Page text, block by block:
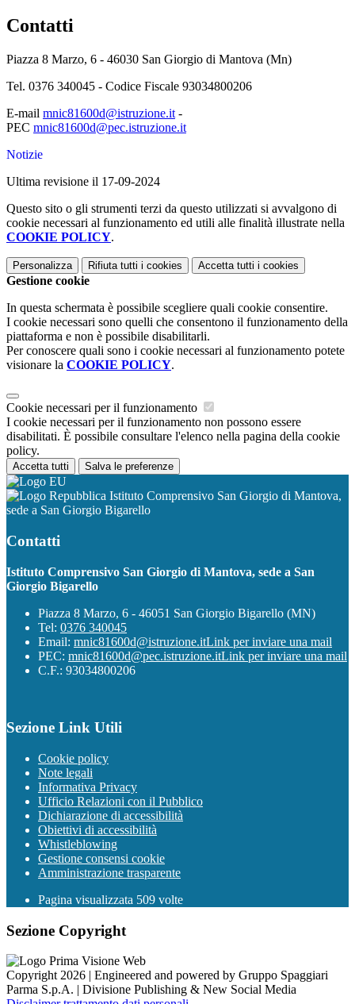
Contatti
Piazza 8 Marzo, 6 - 46030 San Giorgio di Mantova (Mn)
Tel. 0376 340045 - Codice Fiscale 93034800206
E-mail mnic81600d@istruzione.it -
PEC mnic81600d@pec.istruzione.it
Notizie
Ultima revisione il 17-09-2024
Questo sito o gli strumenti terzi da questo utilizzati si avvalgono di
cookie necessari al funzionamento ed utili alle finalità illustrate nella
COOKIE POLICY.
Personalizza Rifiuta tutti i cookies Accetta tutti i cookies
Gestione cookie
In questa schermata è possibile scegliere quali cookie consentire.
I cookie necessari sono quelli che consentono il funzionamento della
piattaforma e non è possibile disabilitarli.
Per conoscere quali sono i cookie necessari al funzionamento potete
visionare la COOKIE POLICY.
Cookie necessari per il funzionamento
I cookie necessari per il funzionamento non possono essere
disabilitati. È possibile consultare l'elenco nella pagina della cookie
policy.
Accetta tutti Salva le preferenze
Istituto Comprensivo San Giorgio di Mantova,
sede a San Giorgio Bigarello
Contatti
Istituto Comprensivo San Giorgio di Mantova, sede a San
Giorgio Bigarello
Piazza 8 Marzo, 6 - 46051 San Giorgio Bigarello (MN)
Tel: 0376 340045
Email: mnic81600d@istruzione.itLink per inviare una mail
PEC: mnic81600d@pec.istruzione.itLink per inviare una mail
C.F.: 93034800206
Sezione Link Utili
Cookie policy
Note legali
Informativa Privacy
Ufficio Relazioni con il Pubblico
Dichiarazione di accessibilità
Obiettivi di accessibilità
Whistleblowing
Gestione consensi cookie
Amministrazione trasparente
Pagina visualizzata 509 volte
Sezione Copyright
Copyright 2026 | Engineered and powered by Gruppo Spaggiari
Parma S.p.A. | Divisione Publishing & New Social Media